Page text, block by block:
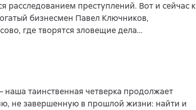
расследованием преступлений. Вот и сейчас к
бизнесмен Павел Ключников,
где творятся зловещие дела…
таинственная четверка продолжает
не завершенную в прошлой жизни: найти и